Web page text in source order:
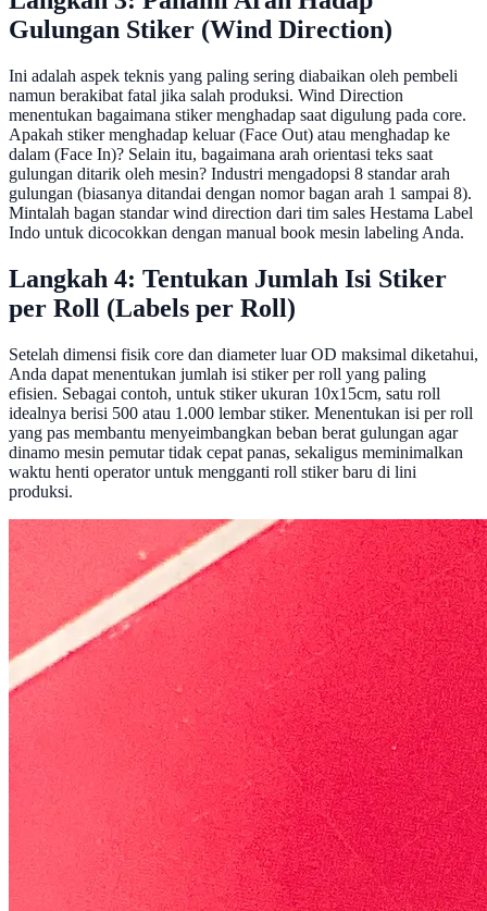
Gulungan Stiker (Wind Direction)
Ini adalah aspek teknis yang paling sering diabaikan oleh pembeli
namun berakibat fatal jika salah produksi. Wind Direction
menentukan bagaimana stiker menghadap saat digulung pada core.
Apakah stiker menghadap keluar (Face Out) atau menghadap ke
dalam (Face In)? Selain itu, bagaimana arah orientasi teks saat
gulungan ditarik oleh mesin? Industri mengadopsi 8 standar arah
gulungan (biasanya ditandai dengan nomor bagan arah 1 sampai 8).
Mintalah bagan standar wind direction dari tim sales Hestama Label
Indo untuk dicocokkan dengan manual book mesin labeling Anda.
Langkah 4: Tentukan Jumlah Isi Stiker
per Roll (Labels per Roll)
Setelah dimensi fisik core dan diameter luar OD maksimal diketahui,
Anda dapat menentukan jumlah isi stiker per roll yang paling
efisien. Sebagai contoh, untuk stiker ukuran 10x15cm, satu roll
idealnya berisi 500 atau 1.000 lembar stiker. Menentukan isi per roll
yang pas membantu menyeimbangkan beban berat gulungan agar
dinamo mesin pemutar tidak cepat panas, sekaligus meminimalkan
waktu henti operator untuk mengganti roll stiker baru di lini
produksi.